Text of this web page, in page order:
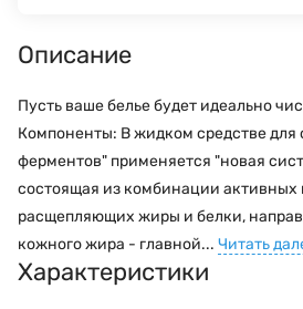
Описание
Пусть ваше белье будет идеально
Компоненты: В жидком средстве для
ферментов" применяется "новая
состоящая из комбинации
расщепляющих жиры и белки,
кожного жира - главной... Читать
Характеристики